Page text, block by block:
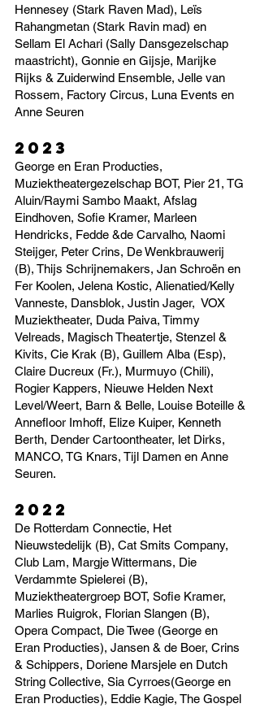
Hennesey (Stark Raven Mad), Leïs
Rahangmetan (Stark Ravin mad) en
Sellam El Achari (Sally Dansgezelschap
maastricht), Gonnie en Gijsje, Marijke
Rijks & Zuiderwind Ensemble, Jelle van
Rossem, Factory Circus, Luna Events en
Anne Seuren
2023
George en Eran Producties,
Muziektheatergezelschap BOT, Pier 21, TG
Aluin/Raymi Sambo Maakt, Afslag
Eindhoven, Sofie Kramer, Marleen
Hendricks, Fedde &de Carvalho, Naomi
Steijger, Peter Crins, De Wenkbrauwerij
(B), Thijs Schrijnemakers, Jan Schroën en
Fer Koolen, Jelena Kostic, Alienatied/Kelly
Vanneste, Dansblok, Justin Jager, VOX
Muziektheater, Duda Paiva, Timmy
Velreads, Magisch Theatertje, Stenzel &
Kivits, Cie Krak (B), Guillem Alba (Esp),
Claire Ducreux (Fr.), Murmuyo (Chili),
Rogier Kappers, Nieuwe Helden Next
Level/Weert, Barn & Belle, Louise Boteille &
Annefloor Imhoff, Elize Kuiper, Kenneth
Berth, Dender Cartoontheater, let Dirks,
MANCO, TG Knars, Tijl Damen en Anne
Seuren.
2022
De Rotterdam Connectie, Het
Nieuwstedelijk (B), Cat Smits Company,
Club Lam, Margje Wittermans, Die
Verdammte Spielerei (B),
Muziektheatergroep BOT, Sofie Kramer,
Marlies Ruigrok, Florian Slangen (B),
Opera Compact, Die Twee (George en
Eran Producties), Jansen & de Boer, Crins
& Schippers, Doriene Marsjele en Dutch
String Collective, Sia Cyrroes(George en
Eran Producties), Eddie Kagie, The Gospel